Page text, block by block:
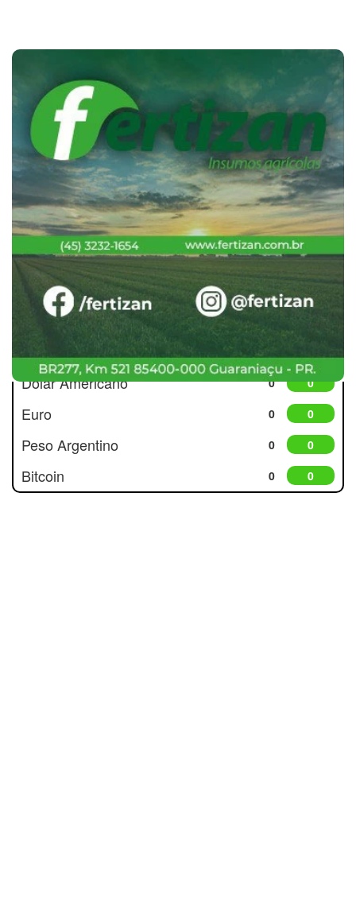
Cotações
Dólar Americano 0 0
Euro 0 0
Peso Argentino 0 0
Bitcoin 0 0